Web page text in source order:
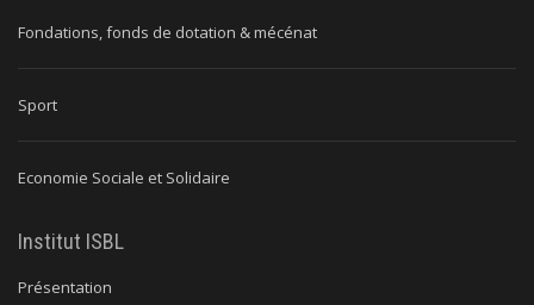
Fondations, fonds de dotation & mécénat
Sport
Economie Sociale et Solidaire
Institut ISBL
Présentation